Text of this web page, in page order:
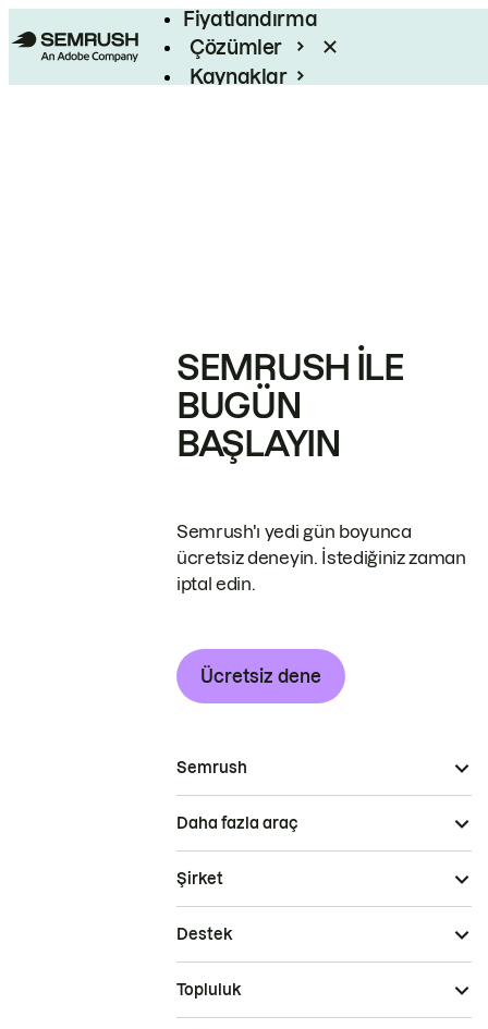
Fiyatlandırma
Çözümler
Kaynaklar
SEMRUSH ILE
BUGÜN
BAŞLAYIN
Semrush'ı yedi gün boyunca
ücretsiz deneyin. İstediğiniz zaman
iptal edin.
Ücretsiz dene
Semrush
Daha fazla araç
Şirket
Destek
Topluluk